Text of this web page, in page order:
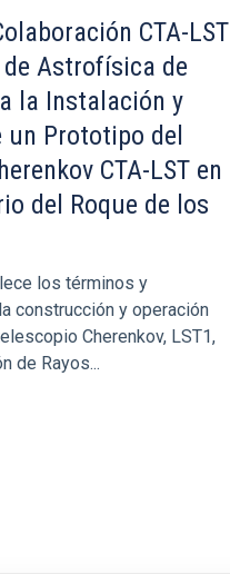
CTA-LST
Astrofísica de
la Instalación y
un Prototipo del
CTA-LST en
del Roque de los
los términos y
construcción y operación
Cherenkov, LST1,
de Rayos...